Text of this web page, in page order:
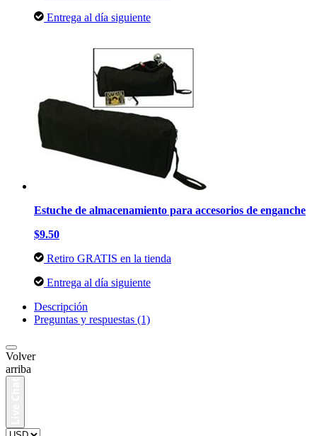
Entrega al día siguiente
Estuche de almacenamiento para accesorios de enganche
$9.50
Retiro GRATIS en la tienda
Entrega al día siguiente
Descripción
Preguntas y respuestas (1)
Volver
arriba